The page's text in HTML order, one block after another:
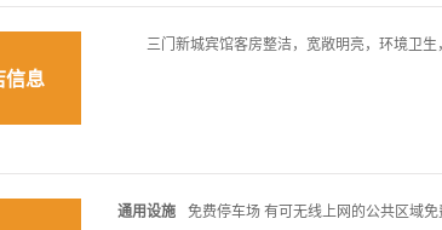
信息
三门新城宾馆客房整洁，宽敞明亮，环境卫生
通用设施 免费停车场 有可无线上网的公共区域